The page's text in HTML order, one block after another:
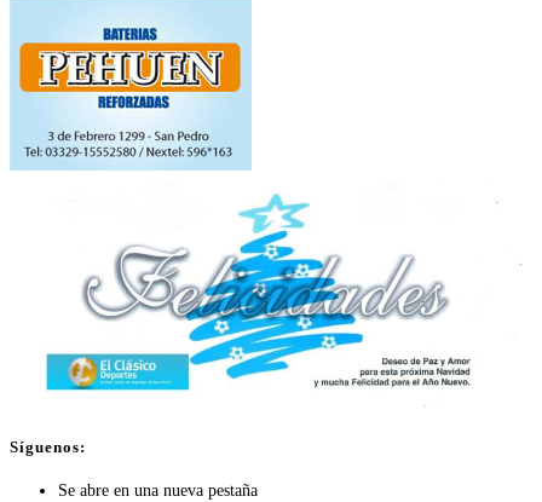
Síguenos:
Se abre en una nueva pestaña